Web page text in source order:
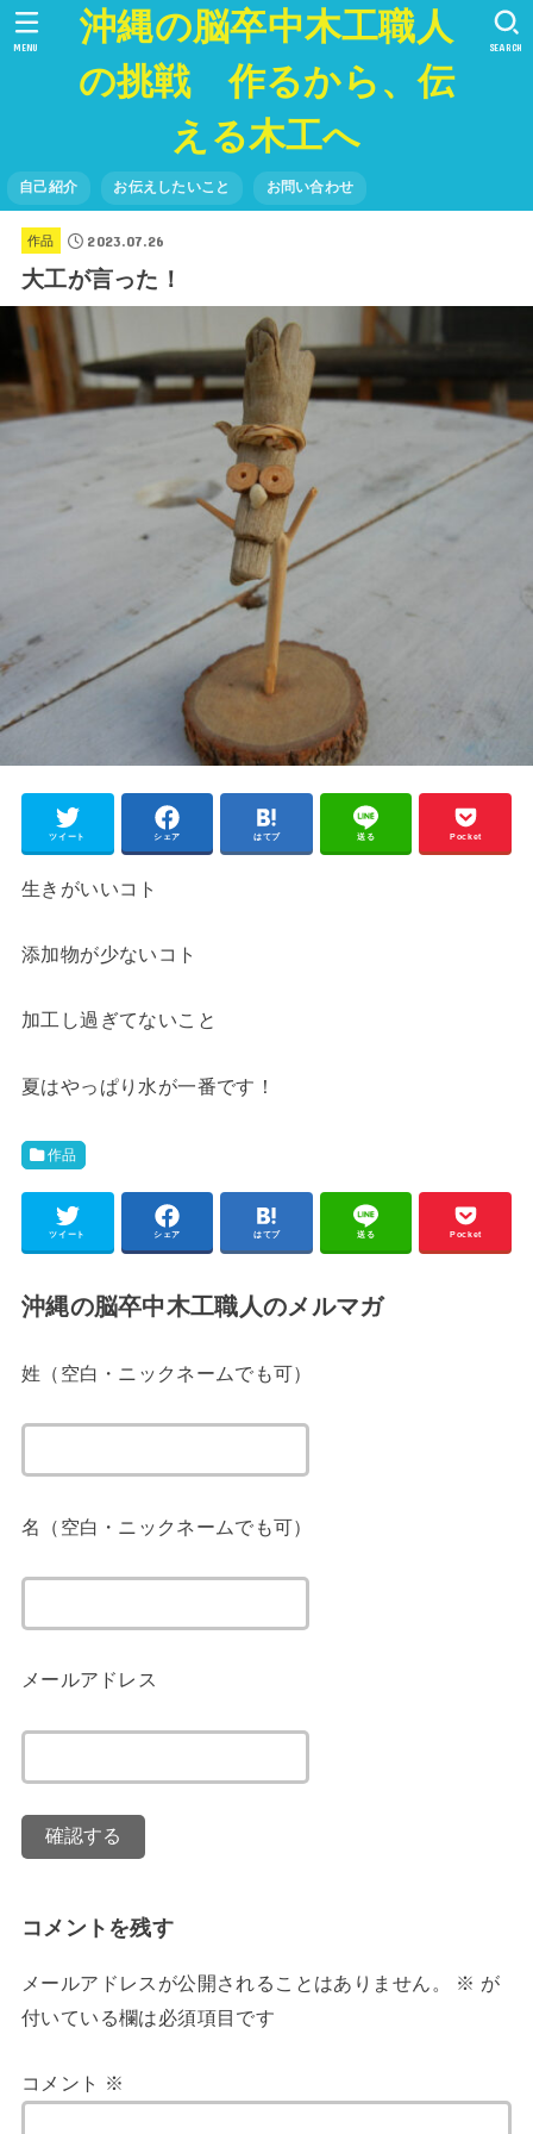
沖縄の脳卒中木工職人
の挑戦 作るから、伝
える木工へ
自己紹介 お伝えしたいこと お問い合わせ
SEARCH
MENU
作品 2023.07.26
大工が言った！
ツイート シェア はてブ 送る Pocket
生きがいいコト
添加物が少ないコト
加工し過ぎてないこと
夏はやっぱり水が一番です！
作品
ツイート シェア はてブ 送る Pocket
沖縄の脳卒中木工職人のメルマガ
姓（空白・ニックネームでも可）
名（空白・ニックネームでも可）
メールアドレス
コメントを残す
メールアドレスが公開されることはありません。 ※ が
付いている欄は必須項目です
コメント ※